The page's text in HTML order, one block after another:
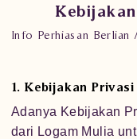
Info Perhiasan Berlian
1. Kebijakan Privasi
Adanya Kebijakan
dari Logam Mulia